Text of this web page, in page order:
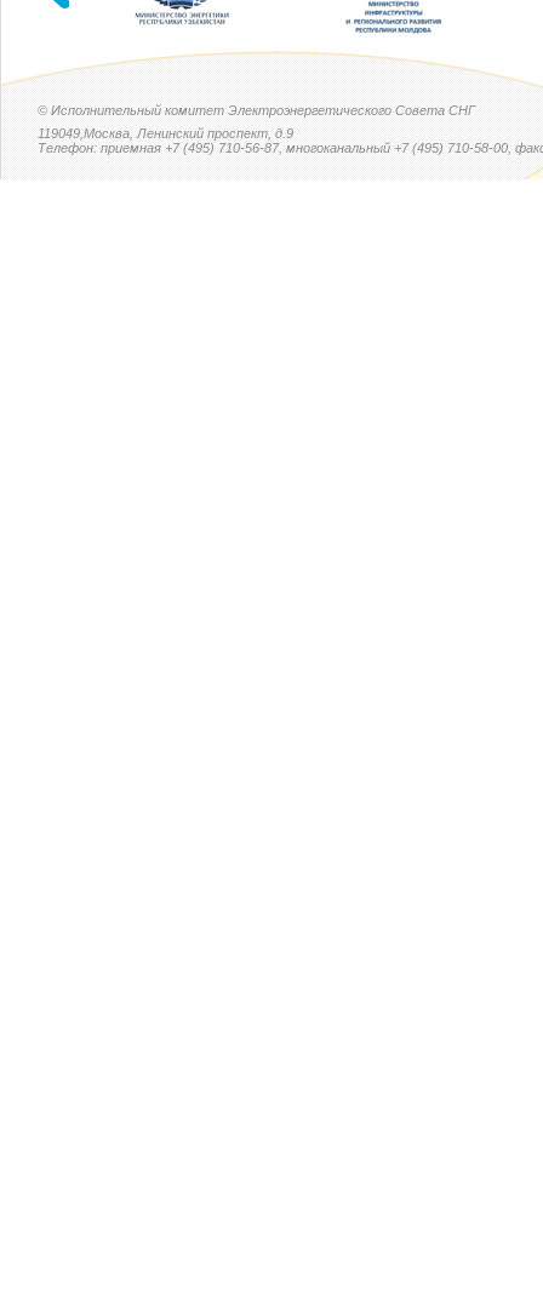
© Исполнительный комитет Электроэнергетического Совета СНГ
119049,Москва, Ленинский проспект, д.9
Телефон: приемная +7 (495) 710-56-87, многоканальный +7 (495) 710-58-00,